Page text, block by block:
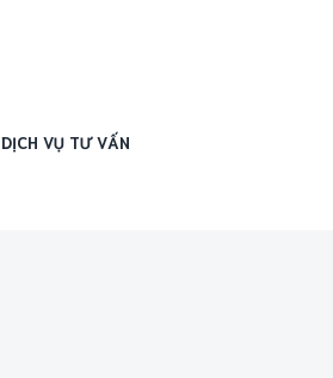
DỊCH VỤ TƯ VẤN